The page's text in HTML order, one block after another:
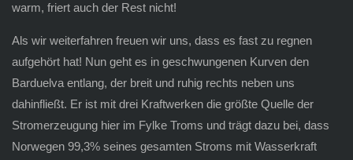
warm, friert auch der Rest nicht!
Als wir weiterfahren freuen wir uns, dass es fast zu regnen
aufgehört hat! Nun geht es in geschwungenen Kurven den
Barduelva entlang, der breit und ruhig rechts neben uns
dahinfließt. Er ist mit drei Kraftwerken die größte Quelle der
Stromerzeugung hier im Fylke Troms und trägt dazu bei, dass
Norwegen 99,3% seines gesamten Stroms mit Wasserkraft